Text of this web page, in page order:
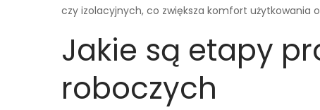
czy izolacyjnych, co zwiększa komfort użytkowania
Jakie są etapy
roboczych